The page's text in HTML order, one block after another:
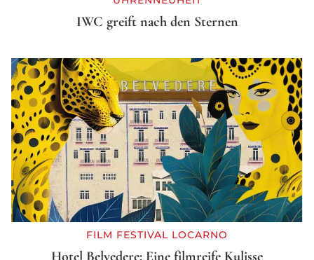
IWC greift nach den Sternen
FILM FESTIVAL LOCARNO